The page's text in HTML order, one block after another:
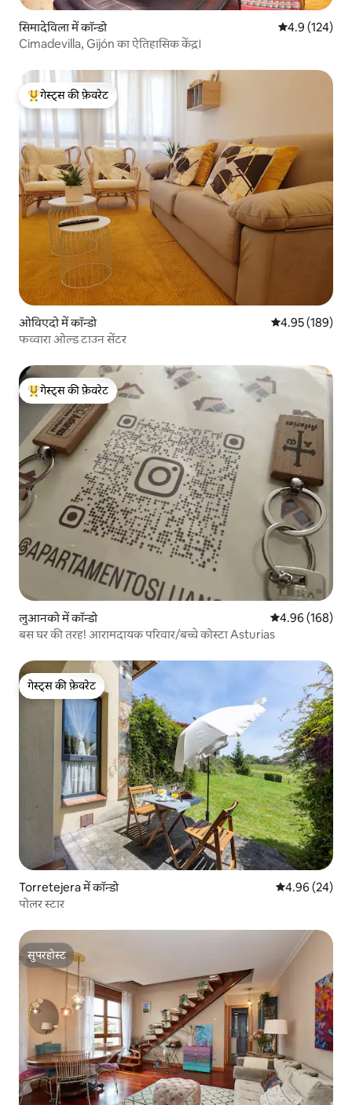
सिमादेविला में कॉन्डो औसत रेटिंग 5 में
4.9 (124)
Cimadevilla, Gijón का ऐतिहासिक केंद्र।
गेस्ट्स का टॉप फ़ेवरेट
गेस्ट्स की फ़ेवरेट
ओविएदो में कॉन्डो औसत रेटिंग 5 में से
4.95 (189)
फव्वारा ओल्ड टाउन सेंटर
गेस्ट्स का टॉप फ़ेवरेट
गेस्ट्स की फ़ेवरेट
लुआनको में कॉन्डो औसत रेटिंग 5 में से
4.96 (168)
बस घर की तरह! आरामदायक परिवार/बच्चे कोस्टा Asturias
गेस्ट्स की फ़ेवरेट
गेस्ट्स की फ़ेवरेट
Torretejera में कॉन्डो औसत रेटिंग 5 में
4.96 (24)
पोलर स्टार
सुपरहोस्ट
सुपरहोस्ट